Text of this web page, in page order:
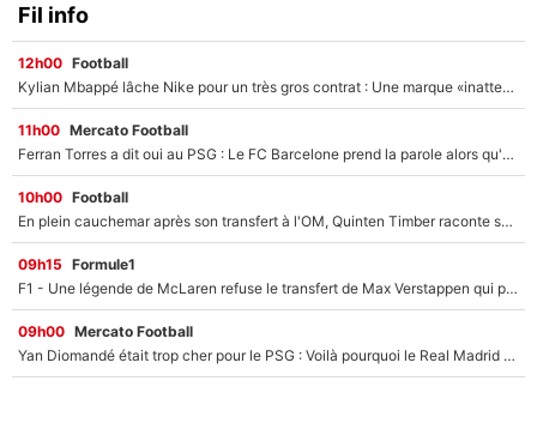
Fil info
12h00 Football
Kylian Mbappé lâche Nike pour un très gros contrat : Une marque «inattendue» va frapper très fort
11h00 Mercato Football
Ferran Torres a dit oui au PSG : Le FC Barcelone prend la parole alors qu'un transfert de l'attaquant espagnol prend forme
10h00 Football
En plein cauchemar après son transfert à l'OM, Quinten Timber raconte ses doutes après sa signature à Marseille
09h15 Formule1
F1 - Une légende de McLaren refuse le transfert de Max Verstappen qui pourrait «faire des vagues» et plomber l'ambiance dans l'équipe
09h00 Mercato Football
Yan Diomandé était trop cher pour le PSG : Voilà pourquoi le Real Madrid a accepté de payer la somme record de 140M€ pour boucler son transfert !